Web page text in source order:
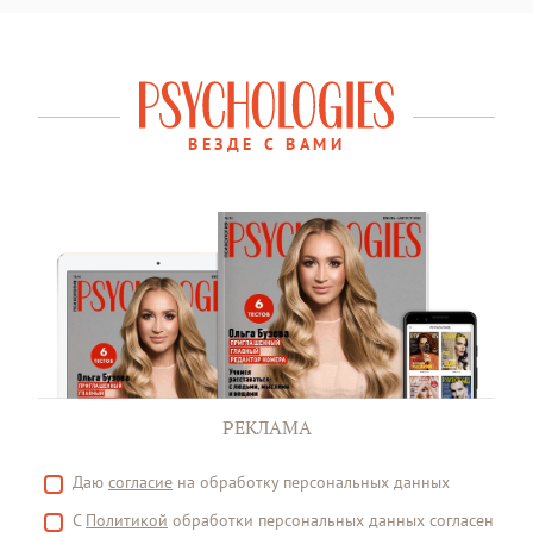
ВЕЗДЕ С ВАМИ
РЕКЛАМА
Даю согласие на обработку персональных данных
С Политикой обработки персональных данных согласен